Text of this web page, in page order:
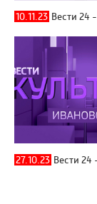
10.11.23 Вести 24
27.10.23 Вести 24